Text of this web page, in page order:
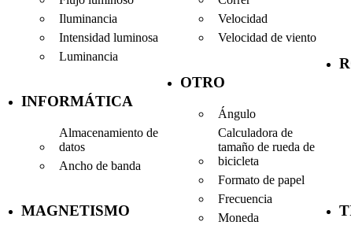
Iluminancia
Intensidad luminosa
Luminancia
INFORMÁTICA
Almacenamiento de
datos
Ancho de banda
MAGNETISMO
Velocidad
Velocidad de viento
OTRO
Ángulo
Calculadora de
tamaño de rueda de
bicicleta
Formato de papel
Frecuencia
Moneda